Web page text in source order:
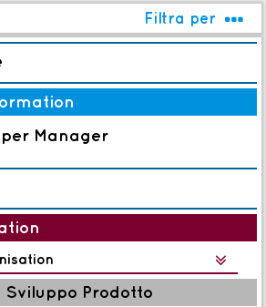
Filtra per 
Manager

Sviluppo Prodotto